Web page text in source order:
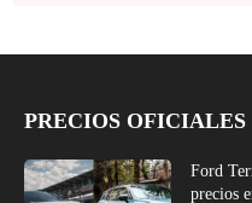
PRECIOS OFICIALES
Ford
precios